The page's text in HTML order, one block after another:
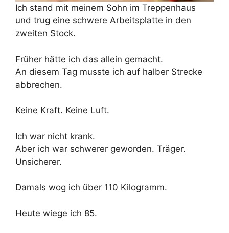
Ich stand mit meinem Sohn im Treppenhaus
und trug eine schwere Arbeitsplatte in den
zweiten Stock.
Früher hätte ich das allein gemacht.
An diesem Tag musste ich auf halber Strecke
abbrechen.
Keine Kraft. Keine Luft.
Ich war nicht krank.
Aber ich war schwerer geworden. Träger.
Unsicherer.
Damals wog ich über 110 Kilogramm.
Heute wiege ich 85.